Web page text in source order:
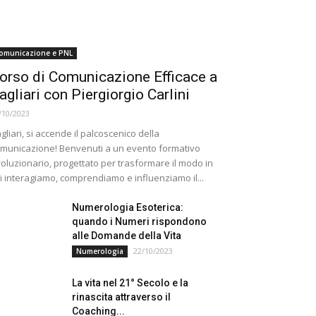
e PNL
di Comunicazione Efficace a
con Piergiorgio Carlini
2023
si accende il palcoscenico della
Benvenuti a un evento formativo
progettato per trasformare il modo in
interagiamo, comprendiamo e influenziamo il...
Numerologia Esoterica:
quando i Numeri rispondono
alle Domande della Vita
Numerologia 22/10/2023
La vita nel 21° Secolo e la
rinascita attraverso il
Coaching...